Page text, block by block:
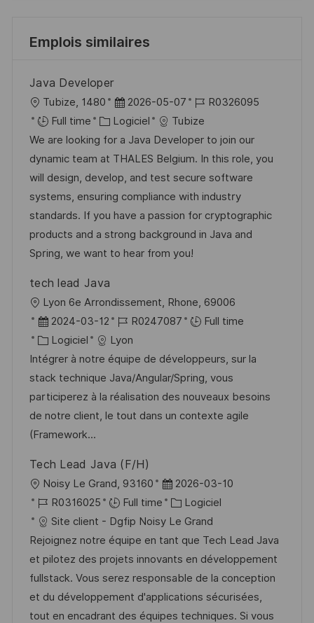
Emplois similaires
Java Developer
o
c
a
l
i
s
a
t
o
n
Tubize, 1480
D
a
t
e
d
’
a
f
f
h
a
g
e
2026-05-07
R
é
f
é
r
e
n
c
p
o
t
e
R0326095
Full time
C
a
t
é
g
o
r
i
Logiciel
Tubize
We are looking for a Java Developer to join our
dynamic team at THALES Belgium. In this role, you
will design, develop, and test secure software
systems, ensuring compliance with industry
standards. If you have a passion for cryptographic
products and a strong background in Java and
Spring, we want to hear from you!
tech lead Java
o
c
a
l
i
s
a
o
Lyon 6e Arrondissement, Rhone, 69006
D
a
t
e
d
’
a
f
i
c
h
a
g
e
2024-03-12
R
é
f
é
r
e
e
d
u
p
o
s
t
e
R0247087
Full time
C
a
t
é
g
o
i
e
Logiciel
Lyon
Intégrer à notre équipe de développeurs, sur la
stack technique Java/Angular/Spring, vous
participerez à la réalisation des nouveaux besoins
de notre client, le tout dans un contexte agile
(Framework...
Tech Lead Java (F/H)
o
c
a
l
i
s
a
Noisy Le Grand, 93160
D
a
t
e
d
’
a
f
2026-03-10
R
é
f
é
r
e
n
R0316025 Full time
C
a
t
é
g
o
r
Logiciel
Site client - Dgfip Noisy Le Grand
Rejoignez notre équipe en tant que Tech Lead Java
et pilotez des projets innovants en développement
fullstack. Vous serez responsable de la conception
et du développement d'applications sécurisées,
tout en encadrant des équipes techniques. Si vous